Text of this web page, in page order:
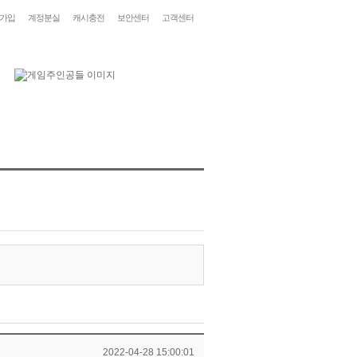
입 계정분실 캐시충전 보안센터 고객센터
2022-04-28 15:00:01